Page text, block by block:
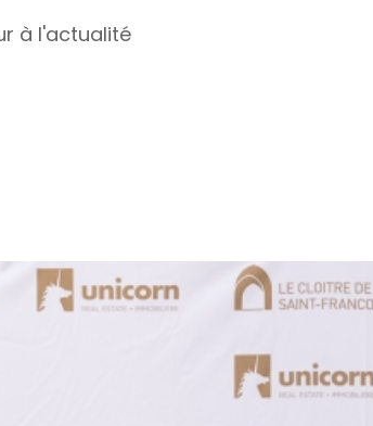
à l'actualité